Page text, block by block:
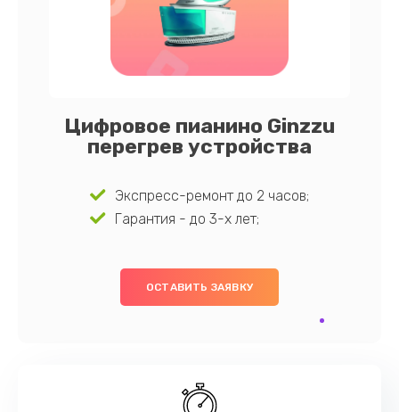
Цифровое пианино Ginzzu
перегрев устройства
Экспресс-ремонт до 2 часов;
Гарантия - до 3-х лет;
ОСТАВИТЬ ЗАЯВКУ